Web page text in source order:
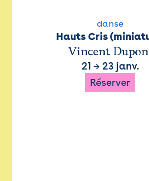
danse
Hauts Cris
Vincent
21 → 23 janv.
Réserver